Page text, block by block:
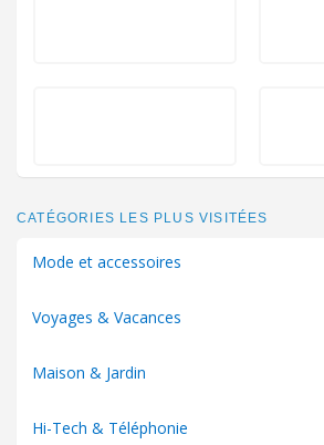
CATÉGORIES LES PLUS VISITÉES
Mode et accessoires
Voyages & Vacances
Maison & Jardin
Hi-Tech & Téléphonie